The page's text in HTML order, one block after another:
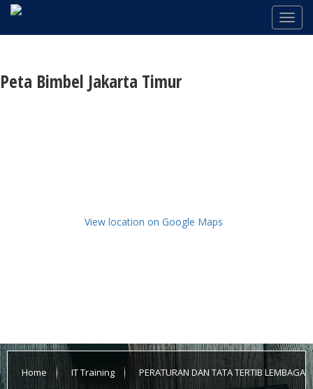
Peta Bimbel Jakarta Timur
View location on Google Maps
Home IT Training PERATURAN DAN TATA TERTIB LEMBAGA